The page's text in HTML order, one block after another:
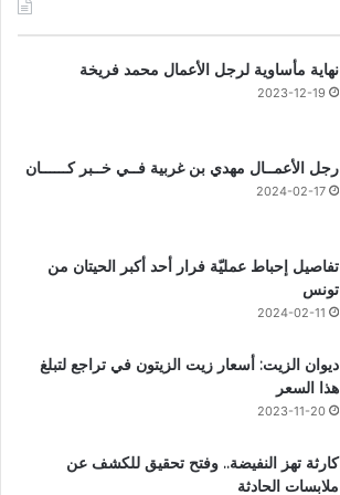
نهاية مأساوية لرجل الأعمال محمد فريخة
2023-12-19
رجل الأعمــال مهدي بن غربية فــي خــبر كــــــان
2024-02-17
تفاصيل إحباط عمليّة فرار أحد أكبر الحيتان من
تونس
2024-02-11
ديوان الزيت: أسعار زيت الزيتون في تراجع لتبلغ
هذا السعر
2023-11-20
كارثة تهز النفيضة.. وفتح تحقيق للكشف عن
ملابسات الحادثة